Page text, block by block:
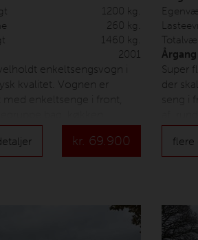
1200 kg.
260 kg.
1460 kg.
2001
enkeltsengsvogn i
kvalitet. Vognen er
med enkeltsenge i front,
med god plads samt
modsat køkken. Der er
fuldautomatisk mover,
solsejl fra Isabella
kr. 69.900
Årgang
Super
der
seng i
og
ses.
flere